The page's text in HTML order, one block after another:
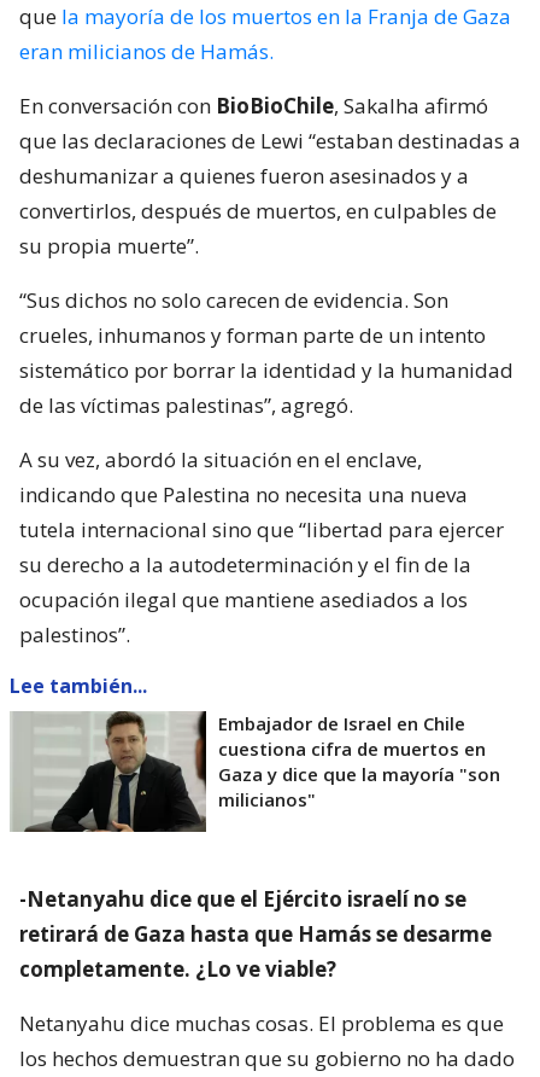
que la mayoría de los muertos en la Franja de Gaza
eran milicianos de Hamás.
En conversación con BioBioChile, Sakalha afirmó
que las declaraciones de Lewi “estaban destinadas a
deshumanizar a quienes fueron asesinados y a
convertirlos, después de muertos, en culpables de
su propia muerte”.
“Sus dichos no solo carecen de evidencia. Son
crueles, inhumanos y forman parte de un intento
sistemático por borrar la identidad y la humanidad
de las víctimas palestinas”, agregó.
A su vez, abordó la situación en el enclave,
indicando que Palestina no necesita una nueva
tutela internacional sino que “libertad para ejercer
su derecho a la autodeterminación y el fin de la
ocupación ilegal que mantiene asediados a los
palestinos”.
Lee también...
Embajador de Israel en Chile
cuestiona cifra de muertos en
Gaza y dice que la mayoría "son
milicianos"
-Netanyahu dice que el Ejército israelí no se
retirará de Gaza hasta que Hamás se desarme
completamente. ¿Lo ve viable?
Netanyahu dice muchas cosas. El problema es que
los hechos demuestran que su gobierno no ha dado